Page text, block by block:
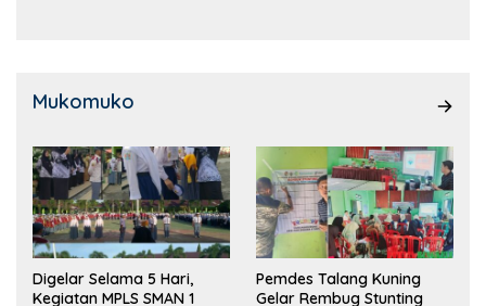
Mukomuko
Digelar Selama 5 Hari,
Kegiatan MPLS SMAN 1
Pemdes Talang Kuning
Gelar Rembug Stunting